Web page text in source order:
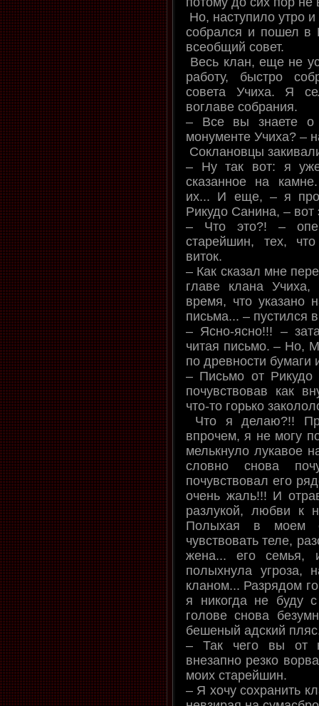
Но, наступило утро
собрался и пошел в
всеобщий совет.
Весь клан, еще не
работу, быстро
совета Учиха. Я
воглаве собрания.
– Все вы знаете о
монументе Учиха? –
Соклановцы
– Ну так вот: я уже
сказанное на
их... И еще, – я
Рикудо Санина, – вот
– Что это?! –
старейшин, тех,
виток.
– Как сказал мне
главе клана
время, что указано
письма... – пустился
– Ясно-ясно!!! –
читая письмо. – Но,
по древности
– Письмо от
почувствовав как
что-то горько
Что я делаю?!!
впрочем, я не могу
мелькнуло лукавое
словно снова
почувствовал его
очень жаль!!! И
разлукой, любви к
Полыхая в моем
чувствовать теле,
жена... его семья,
полыхнула угроза,
кланом... Разрядом
я никогда не буду
голове снова
бешеный адский
– Так чего вы от
внезапно резко
моих старейшин.
– Я хочу сохранить